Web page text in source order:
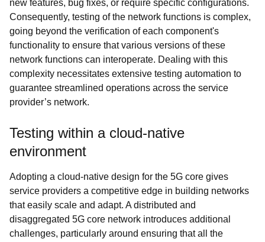
new features, bug fixes, or require specific configurations.
Consequently, testing of the network functions is complex,
going beyond the verification of each component's
functionality to ensure that various versions of these
network functions can interoperate. Dealing with this
complexity necessitates extensive testing automation to
guarantee streamlined operations across the service
provider’s network.
Testing within a cloud-native
environment
Adopting a cloud-native design for the 5G core gives
service providers a competitive edge in building networks
that easily scale and adapt. A distributed and
disaggregated 5G core network introduces additional
challenges, particularly around ensuring that all the